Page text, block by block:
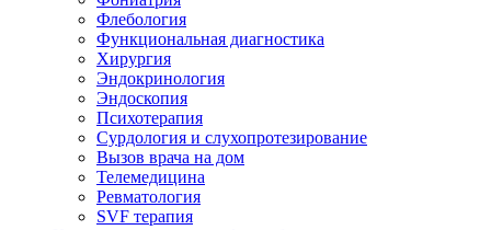
Флебология
Функциональная диагностика
Хирургия
Эндокринология
Эндоскопия
Психотерапия
Сурдология и слухопротезирование
Вызов врача на дом
Телемедицина
Ревматология
SVF терапия